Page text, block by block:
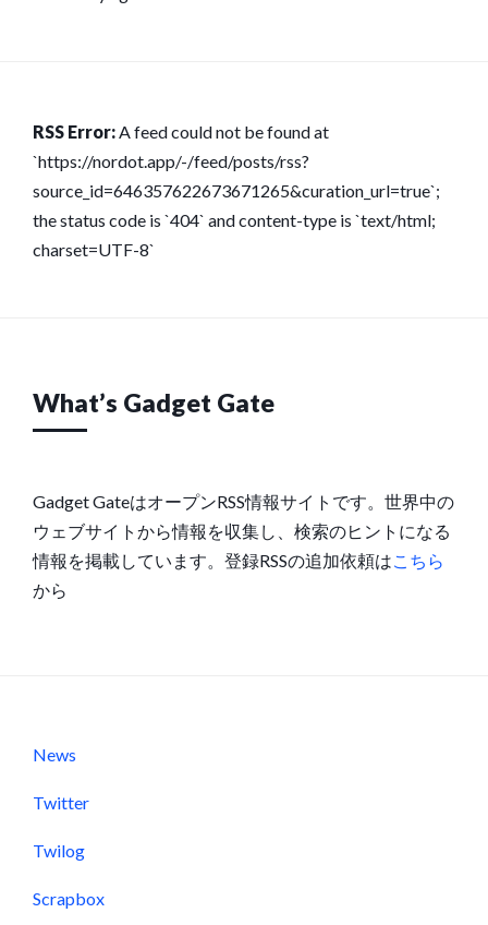
RSS Error:A feed could not be found at
`https://nordot.app/-/feed/posts/rss?
source_id=646357622673671265&curation_url=true`;
the status code is `404` and content-type is `text/html;
charset=UTF-8`
What’s Gadget Gate
Gadget GateはオープンRSS情報サイトです。世界中の
ウェブサイトから情報を収集し、検索のヒントになる
情報を掲載しています。登録RSSの追加依頼は こちら
から
News
Twitter
Twilog
Scrapbox